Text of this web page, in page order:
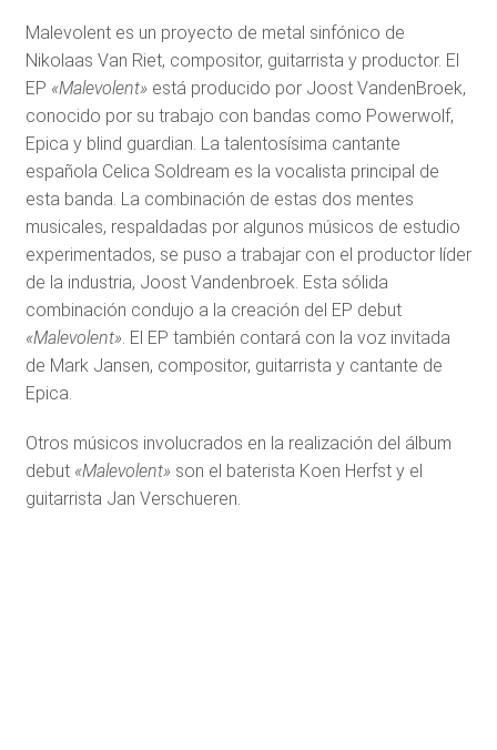
Malevolent es un proyecto de metal sinfónico de
Nikolaas Van Riet, compositor, guitarrista y productor. El
EP «Malevolent»está producido por Joost VandenBroek,
conocido por su trabajo con bandas como Powerwolf,
Epica y blind guardian. La talentosísima cantante
española Celica Soldream es la vocalista principal de
esta banda. La combinación de estas dos mentes
musicales, respaldadas por algunos músicos de estudio
experimentados, se puso a trabajar con el productor líder
de la industria, Joost Vandenbroek. Esta sólida
combinación condujo a la creación del EP debut
«Malevolent». El EP también contará con la voz invitada
de Mark Jansen, compositor, guitarrista y cantante de
Epica.
Otros músicos involucrados en la realización del álbum
debut «Malevolent»son el baterista Koen Herfst y el
guitarrista Jan Verschueren.